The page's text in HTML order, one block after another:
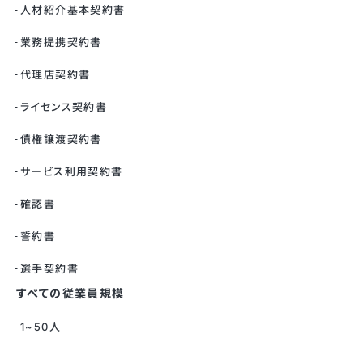
人材紹介基本契約書
業務提携契約書
代理店契約書
ライセンス契約書
債権譲渡契約書
サービス利用契約書
確認書
誓約書
選手契約書
すべての従業員規模
1~50人